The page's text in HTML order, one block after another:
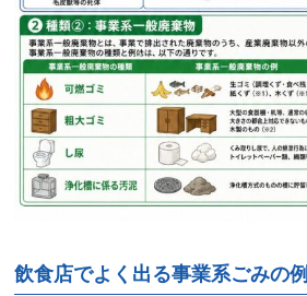
飲食店でよく出る事業系ごみの例